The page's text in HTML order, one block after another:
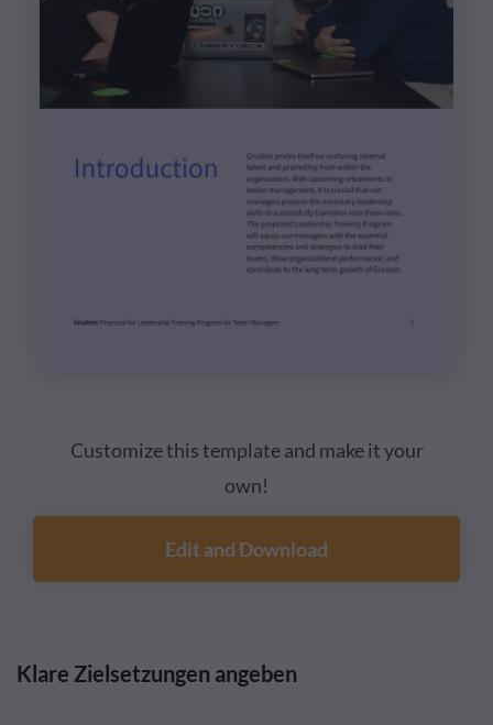
Customize this template and make it your
own!
Edit and Download
Klare Zielsetzungen angeben